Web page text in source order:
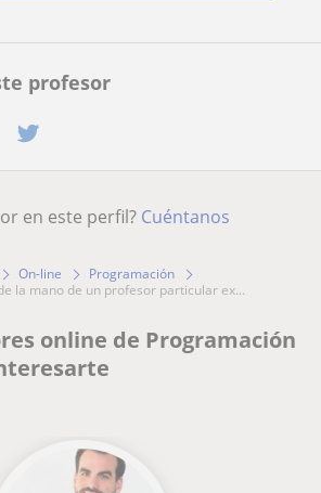
profesor
en este perfil? Cuéntanos
On-line
Programación
la mano de un profesor particular ex...
online de Programación